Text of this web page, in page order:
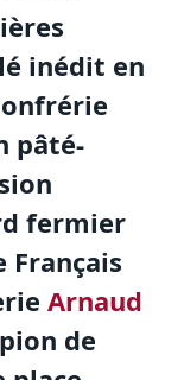
inédit en
pâté-
fermier
Français
Arnaud
de